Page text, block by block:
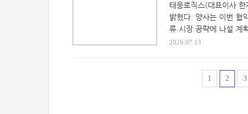
태웅로직스(대표이사
밝혔다. 양사는 이번 협
류 시장 공략에 나설 계
2026.07.13
1 2 3